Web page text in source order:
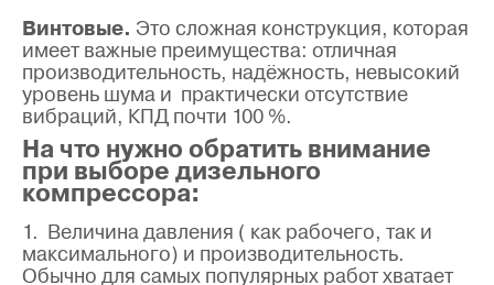
Винтовые. Это сложная конструкция, которая
имеет важные преимущества: отличная
производительность, надёжность, невысокий
уровень шума и практически отсутствие
вибраций, КПД почти 100 %.
На что нужно обратить внимание
при выборе дизельного
компрессора:
1. Величина давления ( как рабочего, так и
максимального) и производительность.
Обычно для самых популярных работ хватает